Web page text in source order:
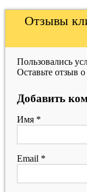
Отзывы
Пользовались
Оставьте отзыв
Добавить
Имя *
Email *